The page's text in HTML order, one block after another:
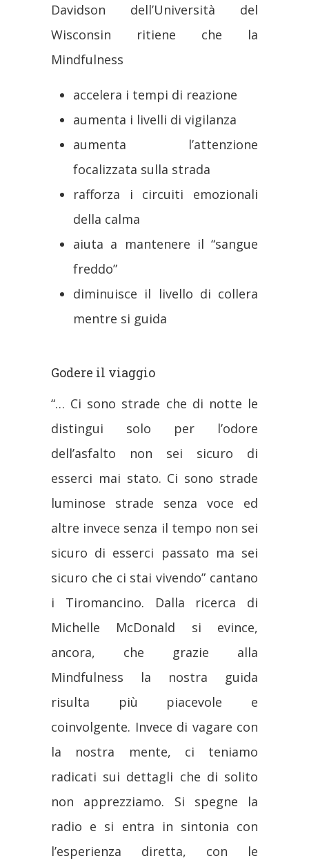
Davidson dell’Università del
Wisconsin ritiene che la
Mindfulness
accelera i tempi di reazione
aumenta i livelli di vigilanza
aumenta l’attenzione
focalizzata sulla strada
rafforza i circuiti emozionali
della calma
aiuta a mantenere il “sangue
freddo”
diminuisce il livello di collera
mentre si guida
Godere il viaggio
“… Ci sono strade che di notte le
distingui solo per l’odore
dell’asfalto non sei sicuro di
esserci mai stato. Ci sono strade
luminose strade senza voce ed
altre invece senza il tempo non sei
sicuro di esserci passato ma sei
sicuro che ci stai vivendo” cantano
i Tiromancino. Dalla ricerca di
Michelle McDonald si evince,
ancora, che grazie alla
Mindfulness la nostra guida
risulta più piacevole e
coinvolgente. Invece di vagare con
la nostra mente, ci teniamo
radicati sui dettagli che di solito
non apprezziamo. Si spegne la
radio e si entra in sintonia con
l’esperienza diretta, con le